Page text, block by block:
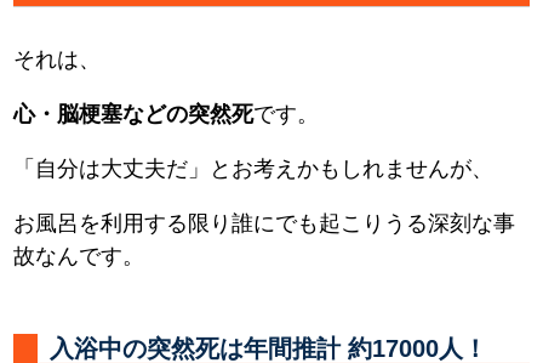
それは、
心・脳梗塞などの突然死です。
「自分は大丈夫だ」とお考えかもしれませんが、
お風呂を利用する限り誰にでも起こりうる深刻な事
故なんです。
入浴中の突然死は年間推計 約17000人！